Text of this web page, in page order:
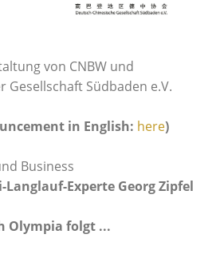
von CNBW und
Gesellschaft Südbaden e.V.
in English: here)
Business
Experte Georg Zipfel
Olympia folgt ...